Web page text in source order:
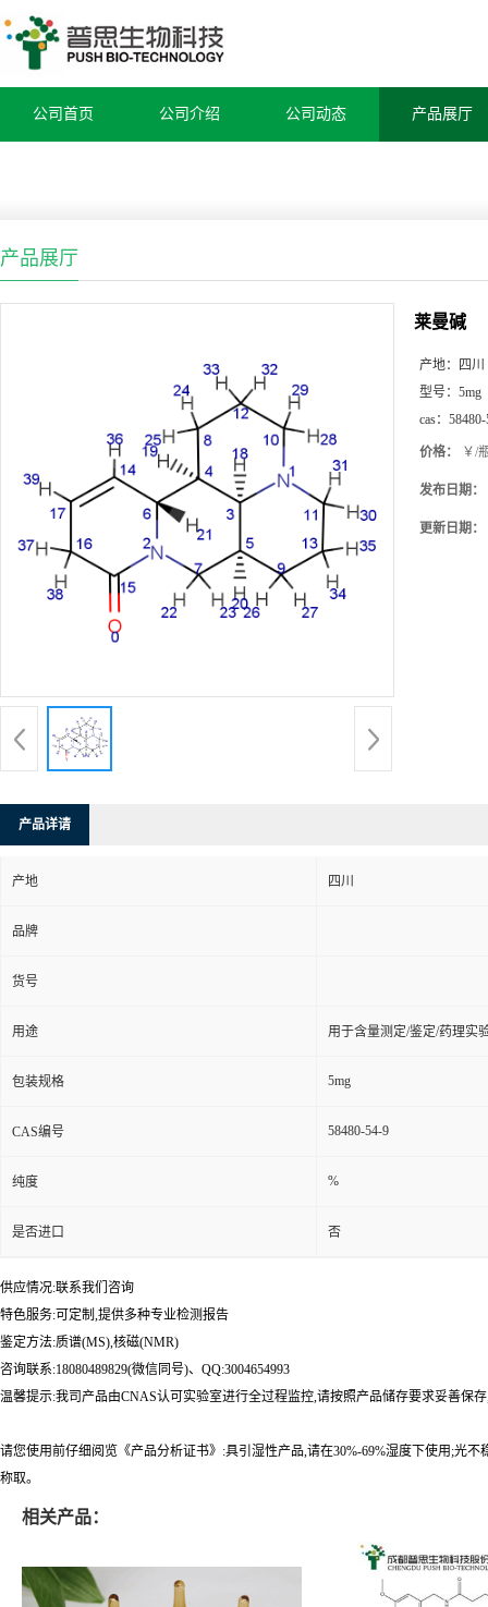
公司首页 公司介绍 公司动态 产品展厅
产品展厅
莱曼碱
产地：
四川
型号： 5mg
cas：
价格： ￥/
发布日期：
更新日期：
产品详请
产地 四川
品牌
货号
用途 用于含量测定/鉴定/药理实
包装规格 5mg
CAS编号 58480-54-9
纯度 %
是否进口 否
供应情况:联系我们咨询
特色服务:可定制,提供多种专业检测报告
鉴定方法:质谱(MS),核磁(NMR)
咨询联系:18080489829(微信同号)、QQ:3004654993
温馨提示:我司产品由CNAS认可实验室进行全过程监控,请按照产品储存要求妥善保
请您使用前仔细阅览《产品分析证书》:具引湿性产品,请在30%-69%湿度下使用;光
称取。
相关产品：